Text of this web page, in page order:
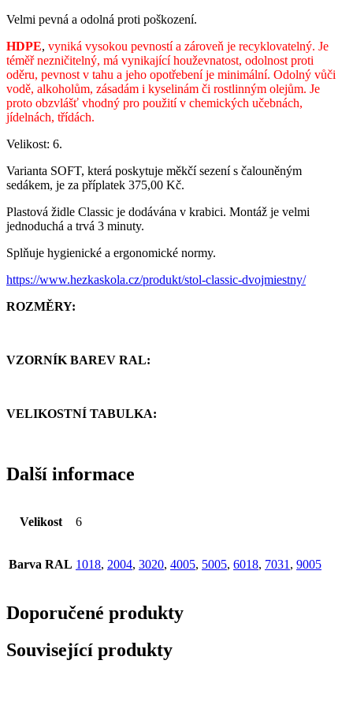
Velmi pevná a odolná proti poškození.
HDPE, vyniká vysokou pevností a zároveň je recyklovatelný. Je
téměř nezničitelný, má vynikající houževnatost, odolnost proti
oděru, pevnost v tahu a jeho opotřebení je minimální. Odolný vůči
vodě, alkoholům, zásadám i kyselinám či rostlinným olejům. Je
proto obzvlášť vhodný pro použití v chemických učebnách,
jídelnách, třídách.
Velikost: 6.
Varianta SOFT, která poskytuje měkčí sezení s čalouněným
sedákem, je za příplatek 375,00 Kč.
Plastová židle Classic je dodávána v krabici. Montáž je velmi
jednoduchá a trvá 3 minuty.
Splňuje hygienické a ergonomické normy.
https://www.hezkaskola.cz/produkt/stol-classic-dvojmiestny/
ROZMĚRY:
VZORNÍK BAREV RAL:
VELIKOSTNÍ TABULKA:
Další informace
Velikost 6
Barva RAL 1018, 2004, 3020, 4005, 5005, 6018, 7031, 9005
Doporučené produkty
Související produkty